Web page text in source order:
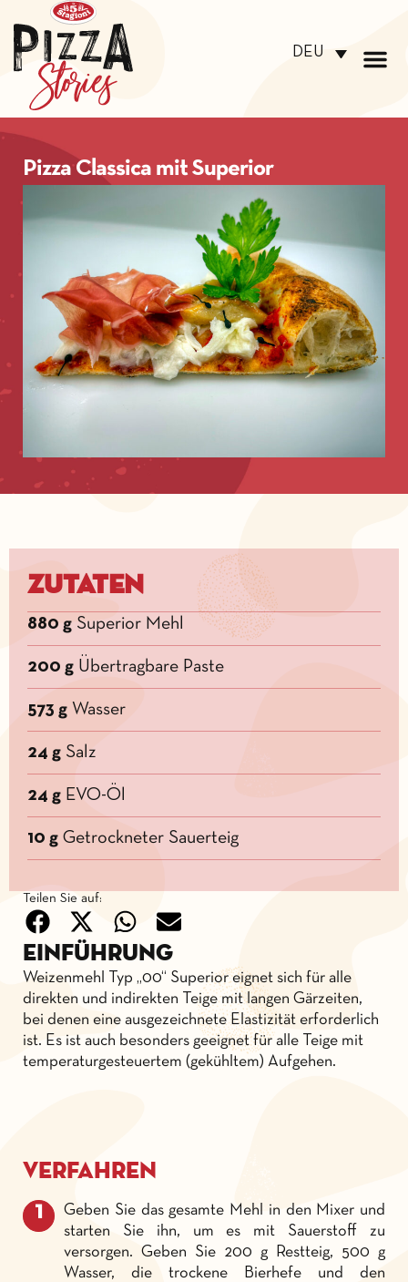
DEU
Pizza Classica mit Superior
Zutaten
880 g Superior Mehl
200 g Übertragbare Paste
573 g Wasser
24 g Salz
24 g EVO-Öl
10 g Getrockneter Sauerteig
Teilen Sie auf:
Einführung
Weizenmehl Typ „00“ Superior eignet sich für alle
direkten und indirekten Teige mit langen Gärzeiten,
bei denen eine ausgezeichnete Elastizität erforderlich
ist. Es ist auch besonders geeignet für alle Teige mit
temperaturgesteuertem (gekühltem) Aufgehen.
Verfahren
Geben Sie das gesamte Mehl in den Mixer und
starten Sie ihn, um es mit Sauerstoff zu
versorgen. Geben Sie 200 g Restteig, 500 g
Wasser, die trockene Bierhefe und den